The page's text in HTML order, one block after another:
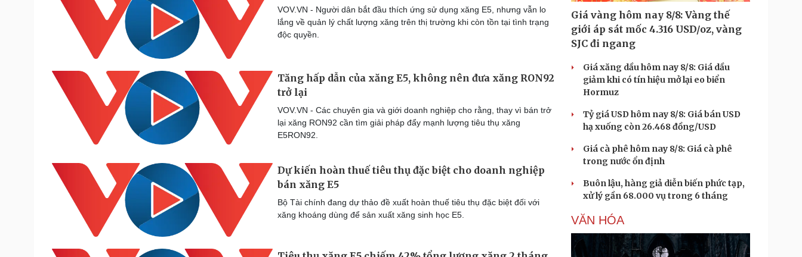
VOV.VN - Người dân bắt đầu thích ứng sử dụng xăng E5, nhưng vẫn lo
lắng về quản lý chất lượng xăng trên thị trường khi còn tồn tại tình trạng
độc quyền.
Tăng hấp dẫn của xăng E5, không nên đưa xăng RON92
trở lại
VOV.VN - Các chuyên gia và giới doanh nghiệp cho rằng, thay vì bán trở
lại xăng RON92 cần tìm giải pháp đẩy mạnh lượng tiêu thụ xăng
E5RON92.
Dự kiến hoàn thuế tiêu thụ đặc biệt cho doanh nghiệp
bán xăng E5
Bộ Tài chính đang dự thảo đề xuất hoàn thuế tiêu thụ đặc biệt đối với
xăng khoáng dùng để sản xuất xăng sinh học E5.
Giá vàng hôm nay 8/8: Vàng thế
giới áp sát mốc 4.316 USD/oz, vàng
SJC đi ngang
Giá xăng dầu hôm nay 8/8: Giá dầu
giảm khi có tín hiệu mở lại eo biển
Hormuz
Tỷ giá USD hôm nay 8/8: Giá bán USD
hạ xuống còn 26.468 đồng/USD
Giá cà phê hôm nay 8/8: Giá cà phê
trong nước ổn định
Buôn lậu, hàng giả diễn biến phức tạp,
xử lý gần 68.000 vụ trong 6 tháng
VĂN HÓA